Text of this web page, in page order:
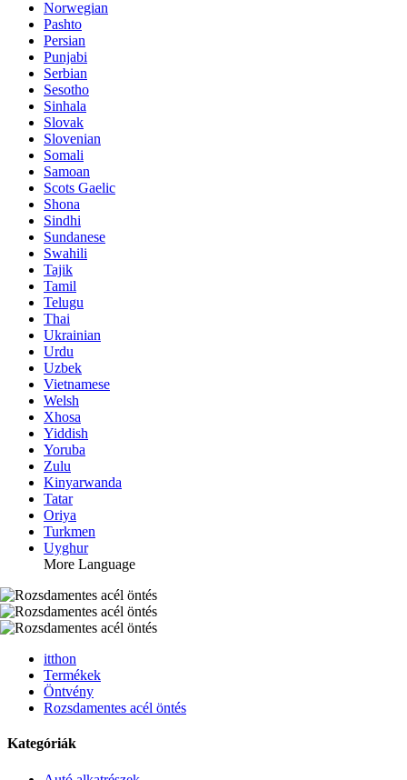
Norwegian
Pashto
Persian
Punjabi
Serbian
Sesotho
Sinhala
Slovak
Slovenian
Somali
Samoan
Scots Gaelic
Shona
Sindhi
Sundanese
Swahili
Tajik
Tamil
Telugu
Thai
Ukrainian
Urdu
Uzbek
Vietnamese
Welsh
Xhosa
Yiddish
Yoruba
Zulu
Kinyarwanda
Tatar
Oriya
Turkmen
Uyghur
More Language
itthon
Termékek
Öntvény
Rozsdamentes acél öntés
Kategóriák